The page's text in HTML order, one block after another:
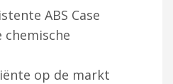
ABS Case
chemische
op de markt